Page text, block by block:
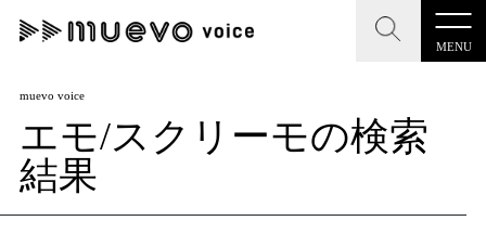
MENU
CLOSE
記事を検索する
CLOSE
muevo media
"読者の声を形にする”音楽特化メディア
muevo voice
エモ/スクリーモの検索
結果